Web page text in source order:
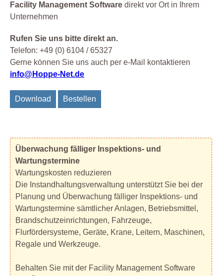
Facility Management Software direkt vor Ort in Ihrem
Unternehmen
Rufen Sie uns bitte direkt an.
Telefon: +49 (0) 6104 / 65327
Gerne können Sie uns auch per e-Mail kontaktieren
info@Hoppe-Net.de
Download Bestellen
Überwachung fälliger Inspektions- und
Wartungstermine
Wartungskosten reduzieren
Die Instandhaltungsverwaltung unterstützt Sie bei der
Planung und Überwachung fälliger Inspektions- und
Wartungstermine sämtlicher Anlagen, Betriebsmittel,
Brandschutzeinrichtungen, Fahrzeuge,
Flurfördersysteme, Geräte, Krane, Leitern, Maschinen,
Regale und Werkzeuge.
Behalten Sie mit der Facility Management Software